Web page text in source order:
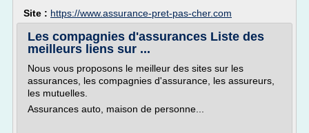
Site : https://www.assurance-pret-pas-cher.com
Les compagnies d'assurances Liste des
meilleurs liens sur ...
Nous vous proposons le meilleur des sites sur les
assurances, les compagnies d'assurance, les assureurs,
les mutuelles.
Assurances auto, maison de personne...